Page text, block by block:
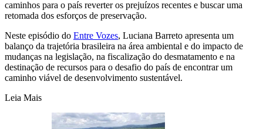
caminhos para o país reverter os prejuízos recentes e buscar uma
retomada dos esforços de preservação.
Neste episódio do Entre Vozes, Luciana Barreto apresenta um
balanço da trajetória brasileira na área ambiental e do impacto de
mudanças na legislação, na fiscalização do desmatamento e na
destinação de recursos para o desafio do país de encontrar um
caminho viável de desenvolvimento sustentável.
Leia Mais